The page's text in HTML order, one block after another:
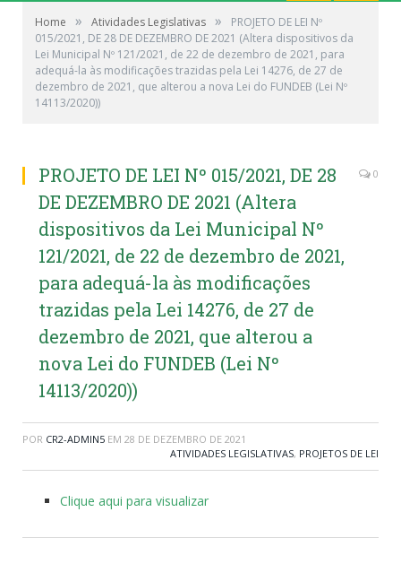
Home » Atividades Legislativas »
PROJETO DE LEI Nº
015/2021, DE 28 DE DEZEMBRO DE 2021 (Altera dispositivos da
Lei Municipal Nº 121/2021, de 22 de dezembro de 2021, para
adequá-la às modificações trazidas pela Lei 14276, de 27 de
dezembro de 2021, que alterou a nova Lei do FUNDEB (Lei Nº
14113/2020))
PROJETO DE LEI Nº 015/2021, DE 28
DE DEZEMBRO DE 2021 (Altera
dispositivos da Lei Municipal Nº
121/2021, de 22 de dezembro de 2021,
para adequá-la às modificações
trazidas pela Lei 14276, de 27 de
dezembro de 2021, que alterou a
nova Lei do FUNDEB (Lei Nº
14113/2020))
0
POR CR2-ADMIN5 EM 28 DE DEZEMBRO DE 2021
ATIVIDADES LEGISLATIVAS, PROJETOS DE LEI
Clique aqui para visualizar